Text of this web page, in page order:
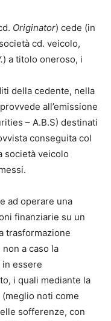
Originator) cede (in
cd. veicolo,
) a titolo oneroso, i
della cedente, nella
all’emissione
– A.B.S) destinati
conseguita col
società veicolo
ad operare una
finanziarie su un
trasformazione
a caso la
in essere
i quali mediante la
noti come
sofferenze, con